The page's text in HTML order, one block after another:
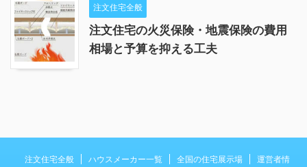
注文住宅全般
注文住宅の火災保険・地震保険の費用
相場と予算を抑える工夫
注文住宅全般 ハウスメーカー一覧 全国の住宅展示場
運営者情